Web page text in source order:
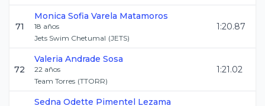
71
Monica Sofia Varela Matamoros
18 años
Jets Swim Chetumal (JETS)
1:20.87
72
Valeria Andrade Sosa
22 años
Team Torres (TTORR)
1:21.02
Sedna Odette Pimentel Lezama